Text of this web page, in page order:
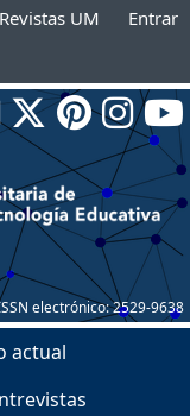
Revistas UM Entrar
electrónico:2529-9638
actual